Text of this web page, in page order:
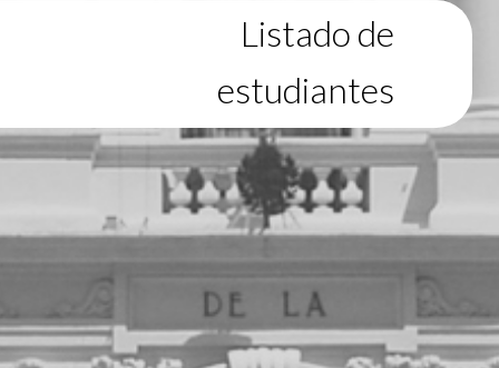
Listado de
estudiantes